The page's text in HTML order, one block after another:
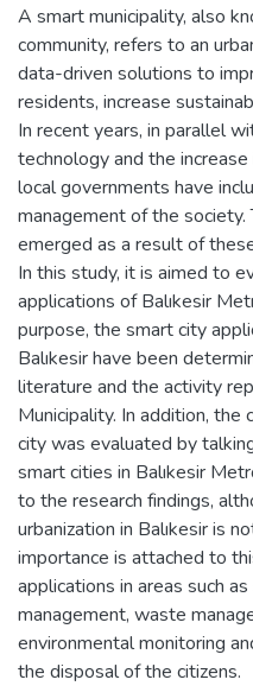
A smart municipality, also
community, refers to an
data-driven solutions to
residents, increase
In recent years, in parallel
technology and the
local governments have
management of the
emerged as a result of
In this study, it is aimed to
applications of Balıkesir
purpose, the smart city
Balıkesir have been
literature and the activity
Municipality. In addition,
city was evaluated by
smart cities in Balıkesir
to the research findings,
urbanization in Balıkesir is
importance is attached to
applications in areas such
management, waste
environmental monitoring
the disposal of the citizens.